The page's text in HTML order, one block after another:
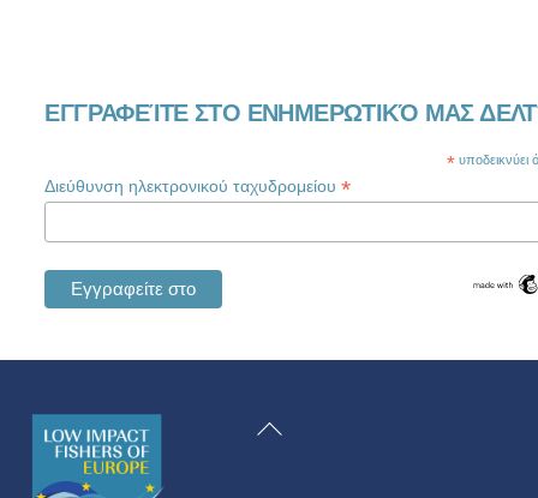
ΕΓΓΡΑΦΕΊΤΕ ΣΤΟ ΕΝΗΜΕΡΩΤΙΚΌ ΜΑΣ
* υποδεικνύει
Διεύθυνση ηλεκτρονικού ταχυδρομείου*
Επιστροφή
Swedish